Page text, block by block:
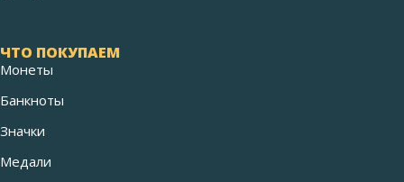
ЧТО ПОКУПАЕМ
Монеты
Банкноты
Значки
Медали